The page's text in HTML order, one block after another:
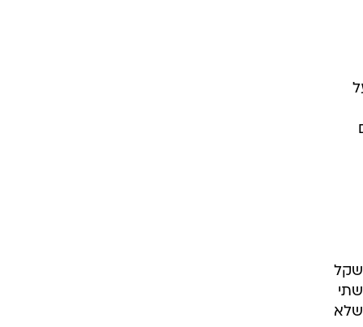
מענק עזיבה חד פעמי בסך 105 אלף שקל
תוספת של שתי
שלא